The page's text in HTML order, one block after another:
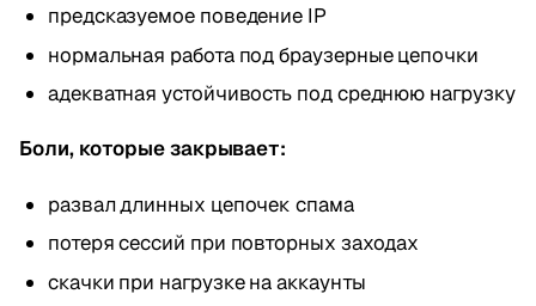
предсказуемое поведение IP
нормальная работа под браузерные цепочки
адекватная устойчивость под среднюю нагрузку
Боли, которые закрывает:
развал длинных цепочек спама
потеря сессий при повторных заходах
скачки при нагрузке на аккаунты